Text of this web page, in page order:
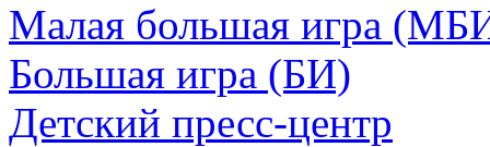
Малая большая игра
Большая игра (БИ)
Детский пресс-центр